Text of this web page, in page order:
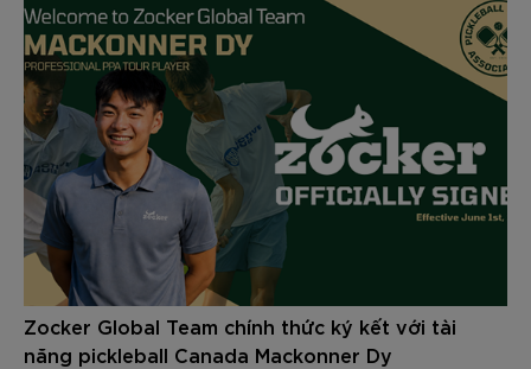
Zocker Global Team chính thức ký kết với tài
năng pickleball Canada Mackonner Dy